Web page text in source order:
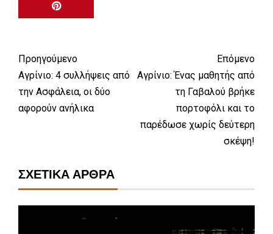
Προηγούμενο
Αγρίνιο: 4 συλλήψεις από
την Ασφάλεια, οι δύο
αφορούν ανήλικα
Επόμενο
Αγρίνιο: Ένας μαθητής από
τη Γαβαλού βρήκε
πορτοφόλι και το
παρέδωσε χωρίς δεύτερη
σκέψη!
ΣΧΕΤΙΚΆ ΆΡΘΡΑ